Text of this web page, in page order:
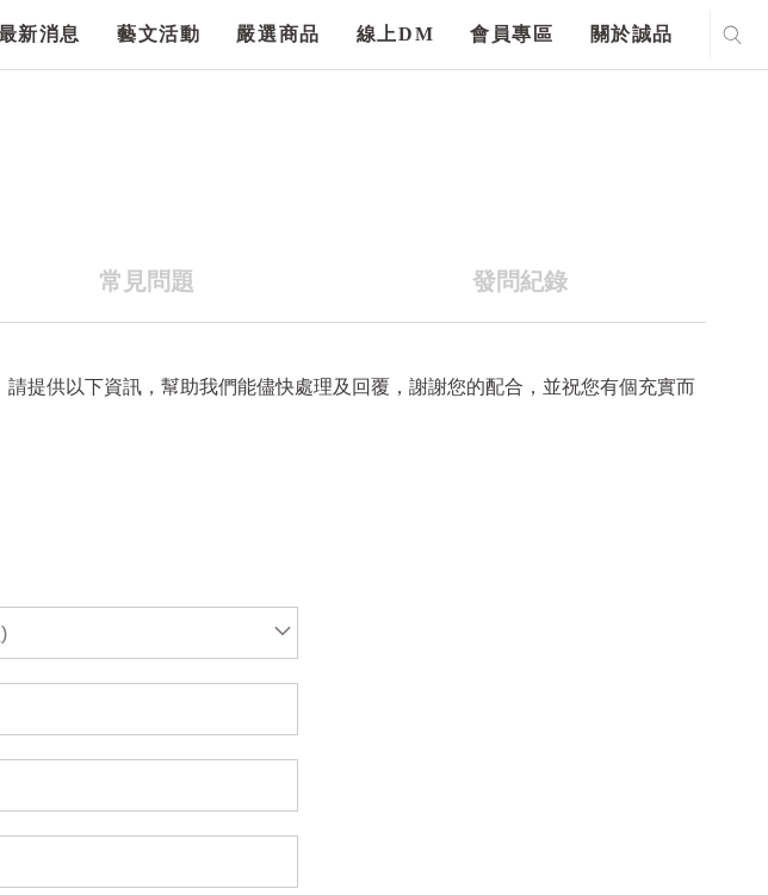
新消息 藝文活動 嚴選商品 線上DM 會員專區 關於誠品
常見問題 發問紀錄
提供以下資訊，幫助我們能儘快處理及回覆，謝謝您的配合，並祝您有個充實而